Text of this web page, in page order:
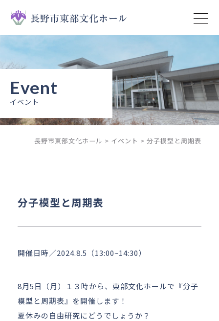
予約状況
ご利用上の注意
お問い合わせ
イベント
長野市東部文化ホール > イベント >分子模型と周期表
分子模型と周期表
開催日時／2024.8.5（13:00~14:30）
8月5日（月）１３時から、東部文化ホールで『分子
模型と周期表』を開催します！
夏休みの自由研究にどうでしょうか？